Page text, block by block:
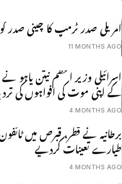
امریکی صدر ٹرمپ کا چینی صدر کو
11 MONTHS AGO
اسرائیلی وزیر اعظم نیتن یاہو
کے اپنی موت کی افواہوں کی
4 MONTHS AGO
طیارے تعینات کردیے
4 MONTHS AGO